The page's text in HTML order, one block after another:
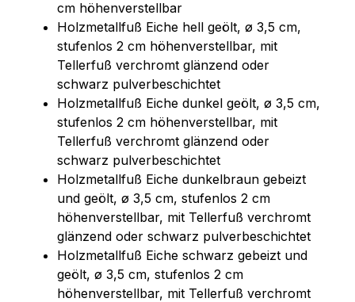
cm höhenverstellbar
Holzmetallfuß Eiche hell geölt, ø 3,5 cm,
stufenlos 2 cm höhenverstellbar, mit
Tellerfuß verchromt glänzend oder
schwarz pulverbeschichtet
Holzmetallfuß Eiche dunkel geölt, ø 3,5 cm,
stufenlos 2 cm höhenverstellbar, mit
Tellerfuß verchromt glänzend oder
schwarz pulverbeschichtet
Holzmetallfuß Eiche dunkelbraun gebeizt
und geölt, ø 3,5 cm, stufenlos 2 cm
höhenverstellbar, mit Tellerfuß verchromt
glänzend oder schwarz pulverbeschichtet
Holzmetallfuß Eiche schwarz gebeizt und
geölt, ø 3,5 cm, stufenlos 2 cm
höhenverstellbar, mit Tellerfuß verchromt